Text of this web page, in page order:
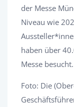
der Messe
Niveau wie
haben über
Messe besucht.
Foto: Die